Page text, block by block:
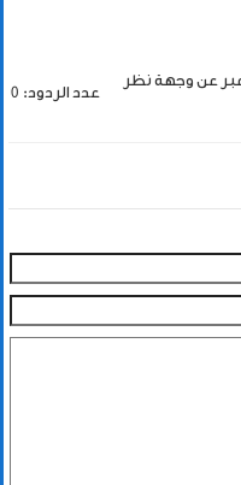
عن وجهة نظر
عدد الردود: 0